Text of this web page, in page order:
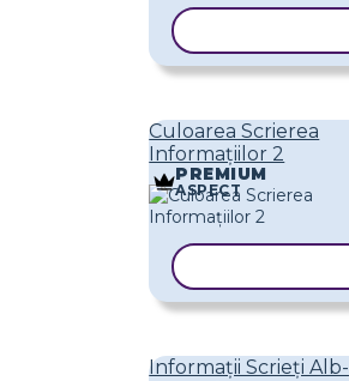
Culoarea Scrierea
Informațiilor 2
PREMIUM
ASPECT
Informații Scrieți Alb-